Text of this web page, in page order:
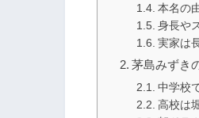
本名の
身長や
実家は
茅島みずき
中学校
高校は